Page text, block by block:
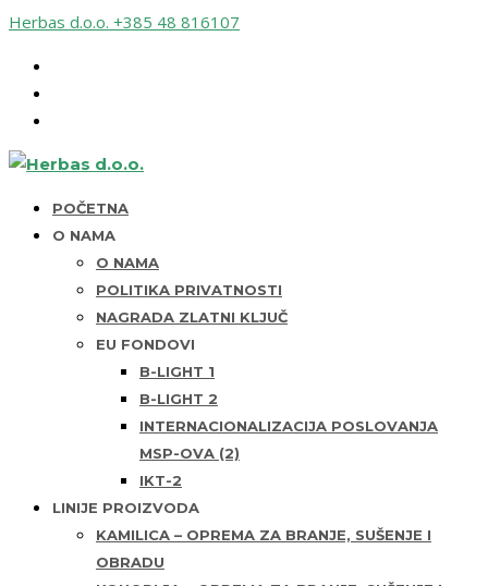
Herbas d.o.o. +385 48 816107
POČETNA
O NAMA
O NAMA
POLITIKA PRIVATNOSTI
NAGRADA ZLATNI KLJUČ
EU FONDOVI
B-LIGHT 1
B-LIGHT 2
INTERNACIONALIZACIJA POSLOVANJA
MSP-OVA (2)
IKT-2
LINIJE PROIZVODA
KAMILICA – OPREMA ZA BRANJE, SUŠENJE I
OBRADU